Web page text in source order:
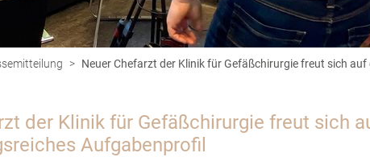
> Neuer Chefarzt der Klinik für Gefäßchirurgie freut sich
der Klinik für Gefäßchirurgie freut sich
Aufgabenprofil